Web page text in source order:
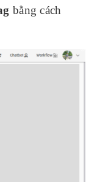
bằng cách